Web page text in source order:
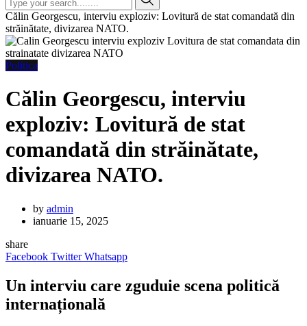
Călin Georgescu, interviu exploziv: Lovitură de stat comandată din
străinătate, divizarea NATO.
Politica
Călin Georgescu, interviu
exploziv: Lovitură de stat
comandată din străinătate,
divizarea NATO.
by admin
ianuarie 15, 2025
share
Facebook Twitter Whatsapp
Un interviu care zguduie scena politică
internațională